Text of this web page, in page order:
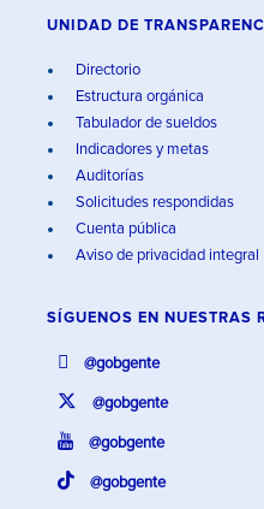
UNIDAD DE
Directorio
Estructura orgánica
Tabulador de sueldos
Indicadores y metas
Auditorías
Solicitudes respondidas
Cuenta pública
Aviso de privacidad integral
SÍGUENOS EN NUESTRAS
@gobgente
@gobgente
@gobgente
@gobgente